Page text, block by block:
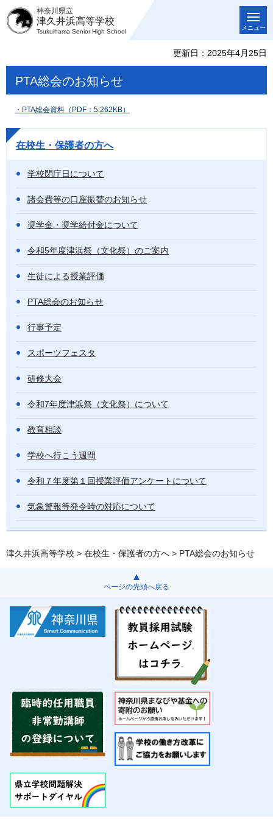
神奈川県立
津久井浜高等学校
Tsukuihama Senior High School
メニュー
更新日：2025年4月25日
PTA総会のお知らせ
・PTA総会資料（PDF：5,262KB）
在校生・保護者の方へ
学校閉庁日について
諸会費等の口座振替のお知らせ
奨学金・奨学給付金について
令和5年度津浜祭（文化祭）のご案内
生徒による授業評価
PTA総会のお知らせ
行事予定
スポーツフェスタ
研修大会
令和7年度津浜祭（文化祭）について
教育相談
学校へ行こう週間
令和７年度第１回授業評価アンケートについて
気象警報等発令時の対応について
津久井浜高等学校 > 在校生・保護者の方へ > PTA総会のお知らせ
ページの先頭へ戻る